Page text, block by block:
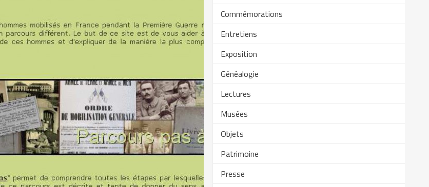
Commémorations
Entretiens
Exposition
Généalogie
Lectures
Musées
Objets
Patrimoine
Presse